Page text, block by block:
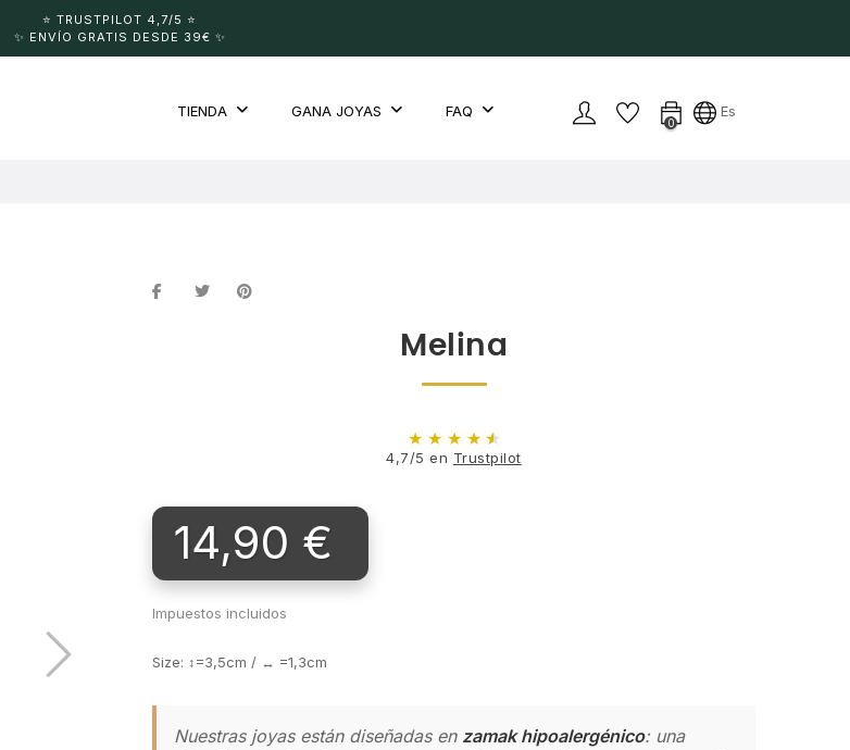
⭐️ TRUSTPILOT 4,7/5 ⭐️
✨ ENVÍO GRATIS DESDE 39€ ✨
TIENDA GANA JOYAS FAQ
0
Es
Melina
★ ★ ★ ★ ★
4,7/5 en Trustpilot
14,90 €
Impuestos incluidos
Size: ↕=3,5cm / ↔ =1,3cm
Nuestras joyas están diseñadas en zamak hipoalergénico: una